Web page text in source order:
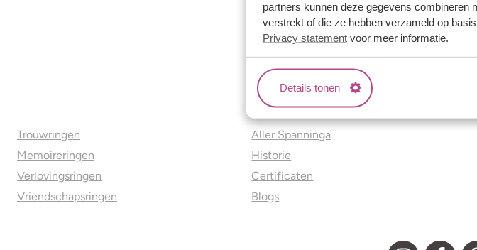
partners kunnen deze gegevens combineren
verstrekt of die ze hebben verzameld op
Privacy statementvoor meer informatie.
Details tonen
Trouwringen
Memoireringen
Verlovingsringen
Vriendschapsringen
Over ons
Aller Spanninga
Historie
Certificaten
Blogs